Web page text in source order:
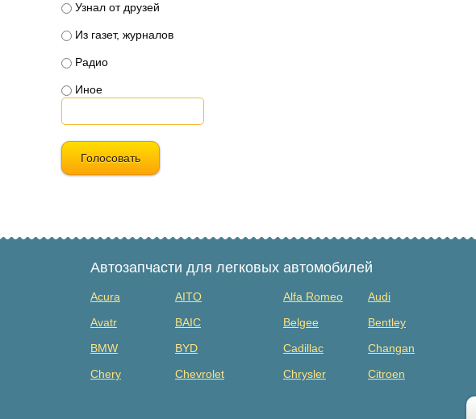
Узнал от друзей
Из газет, журналов
Радио
Иное
Голосовать
Автозапчасти для легковых автомобилей
Acura AITO Alfa Romeo
Audi
Avatr
BAIC Belgee
Bentley
BMW
BYD Cadillac
Changan
Chery
Chevrolet Chrysler
Citroen